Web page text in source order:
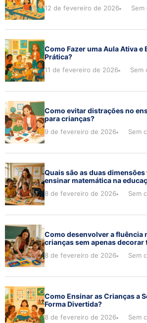
12 de fevereiro de 2026 Sem
Como Fazer uma Aula Ativa e
Prática?
11 de fevereiro de 2026 Sem
Como evitar distrações no
para crianças?
9 de fevereiro de 2026 Sem
Quais são as duas
ensinar matemática na
8 de fevereiro de 2026 Sem
Como desenvolver a fluência
crianças sem apenas decorar
8 de fevereiro de 2026 Sem
Como Ensinar as Crianças a
Forma Divertida?
8 de fevereiro de 2026 Sem